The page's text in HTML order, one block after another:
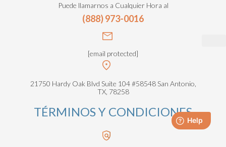
Puede llamarnos a Cualquier Hora al
(888) 973-0016
[email protected]
21750 Hardy Oak Blvd Suite 104 #58548 San Antonio,
TX, 78258
TÉRMINOS Y CONDICIONES